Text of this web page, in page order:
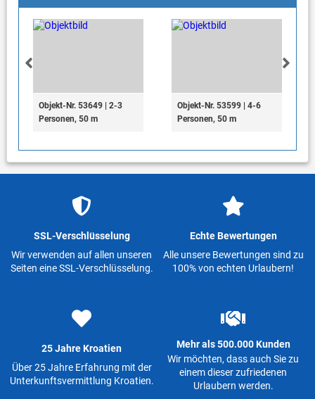
Objekt-Nr. 53649 | 2-3
Personen, 50 m
Objekt-Nr. 53599 | 4-6
Personen, 50 m
SSL-Verschlüsselung
Wir verwenden auf allen unseren
Seiten eine SSL-Verschlüsselung.
Echte Bewertungen
Alle unsere Bewertungen sind zu
100% von echten Urlaubern!
25 Jahre Kroatien
Über 25 Jahre Erfahrung mit der
Unterkunftsvermittlung Kroatien.
Mehr als 500.000 Kunden
Wir möchten, dass auch Sie zu
einem dieser zufriedenen
Urlaubern werden.